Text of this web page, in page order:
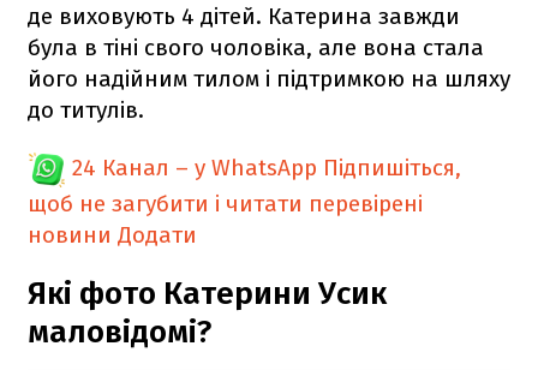
де виховують 4 дітей. Катерина завжди
була в тіні свого чоловіка, але вона стала
його надійним тилом і підтримкою на шляху
до титулів.
24 Канал – у WhatsApp Підпишіться,
щоб не загубити і читати перевірені
новини Додати
Які фото Катерини Усик
маловідомі?